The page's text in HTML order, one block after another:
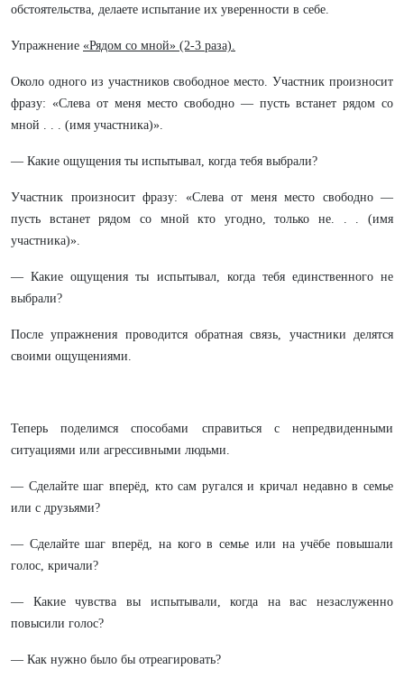
обстоятельства, делаете испытание их уверенности в себе.
Упражнение «Рядом со мной» (2-3 раза).
Около одного из участников свободное место. Участник произносит
фразу: «Слева от меня место свободно — пусть встанет рядом со
мной . . . (имя участника)».
— Какие ощущения ты испытывал, когда тебя выбрали?
Участник произносит фразу: «Слева от меня место свободно —
пусть встанет рядом со мной кто угодно, только не. . . (имя
участника)».
— Какие ощущения ты испытывал, когда тебя единственного не
выбрали?
После упражнения проводится обратная связь, участники делятся
своими ощущениями.
Теперь поделимся способами справиться с непредвиденными
ситуациями или агрессивными людьми.
— Сделайте шаг вперёд, кто сам ругался и кричал недавно в семье
или с друзьями?
— Сделайте шаг вперёд, на кого в семье или на учёбе повышали
голос, кричали?
— Какие чувства вы испытывали, когда на вас незаслуженно
повысили голос?
— Как нужно было бы отреагировать?